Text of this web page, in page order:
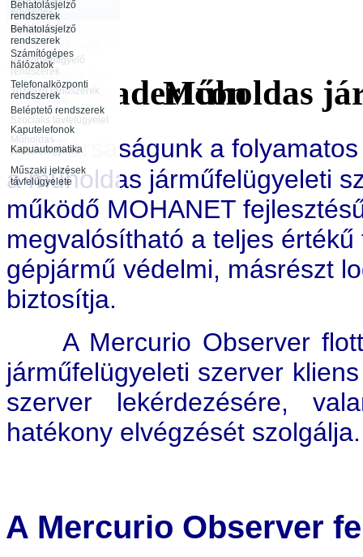
egységek
vagyonvédelme
Rendészeti
tevékenység
Rendezvénybiztosítás
Behatolásjelző
rendszerek
távfelügyelete
Tűzjelző rendszerek
távfelügyelete
Őrjárat ellenőrző
rendszerek
távfelügyelete
Szociális távfelügyelet
Műholdas
járműfelügyelet
Műszaki jelzések
távfelügyelete
Biztonságtechnika
Behatolásjelző
rendszerek
Videómegfigyelő
rendszerek
Tűzjelző rendszerek
Beléptető rendszerek
Kaputelefonok
Kapuautomatika
Infokommunikáció
Számítógépes
hálózatok
Telefonalközponti
rendszerek
Műholdas
Társaságunk a folyamatos
a műholdas járműfelügyeleti
működő MOHANET
megvalósítható a teljes
gépjármű védelmi, másrészt
biztosítja.
A Mercurio Observer
járműfelügyeleti szerver
szerver lekérdezésére,
hatékony elvégzését szolgálja.
A Mercurio Observer